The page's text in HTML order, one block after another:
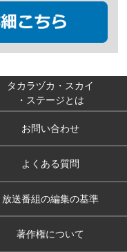
タカラヅカ・スカイ
・ステージとは
お問い合わせ
よくある質問
放送番組の編集の基準
著作権について